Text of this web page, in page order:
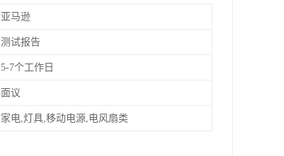
亚马逊
测试报告
5-7个工作日
面议
家电,灯具,移动电源,电风扇类